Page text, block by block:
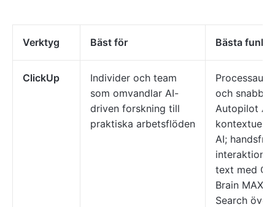
Verktyg Bäst för Bästa
ClickUp
Individer och team
som omvandlar AI-
driven forskning till
praktiska arbetsflöden
och snabba
Autopilot
AI;
interaktion
text med
Brain MAX;
Search över